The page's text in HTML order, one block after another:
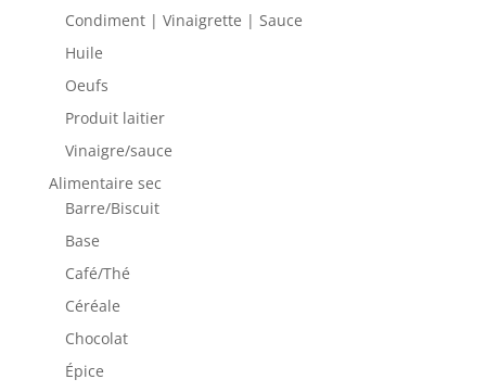
Condiment | Vinaigrette | Sauce
Huile
Oeufs
Produit laitier
Vinaigre/sauce
Alimentaire sec
Barre/Biscuit
Base
Café/Thé
Céréale
Chocolat
Épice